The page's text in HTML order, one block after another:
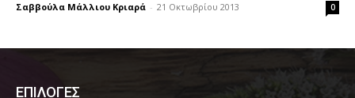
Σαββούλα Μάλλιου Κριαρά - 21 Οκτωβρίου 2013 0
ΕΠΙΛΟΓΕΣ